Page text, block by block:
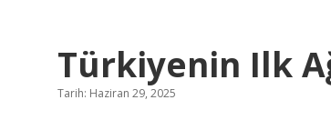
Türkiyenin Ilk
Tarih: Haziran 29, 2025